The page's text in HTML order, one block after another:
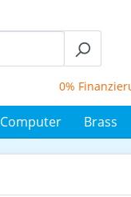
0%
Computer Brass